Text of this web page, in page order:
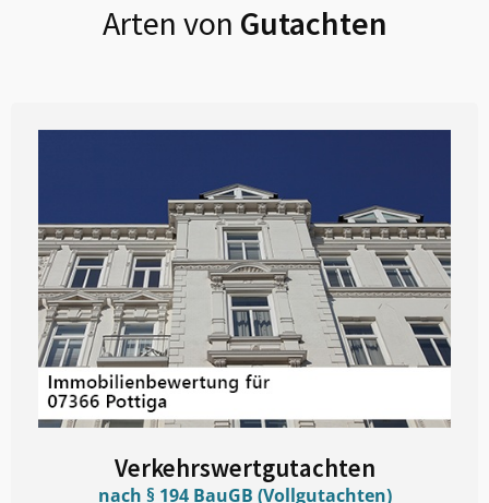
Arten von Gutachten
Verkehrswertgutachten
nach § 194 BauGB (Vollgutachten)